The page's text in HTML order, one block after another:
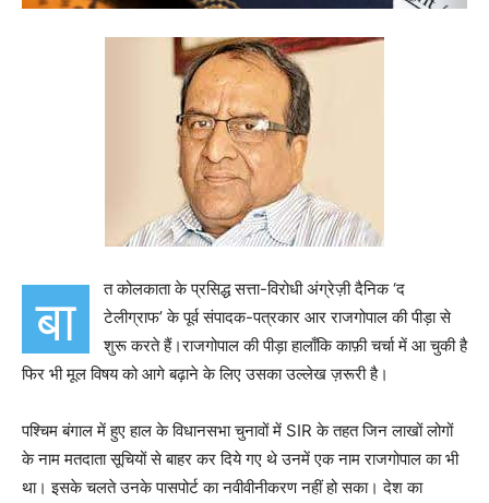
बा
त कोलकाता के प्रसिद्ध सत्ता-विरोधी अंग्रेज़ी दैनिक ‘द
टेलीग्राफ’ के पूर्व संपादक-पत्रकार आर राजगोपाल की पीड़ा से
शुरू करते हैं।राजगोपाल की पीड़ा हालाँकि काफ़ी चर्चा में आ चुकी है
फिर भी मूल विषय को आगे बढ़ाने के लिए उसका उल्लेख ज़रूरी है।
पश्चिम बंगाल में हुए हाल के विधानसभा चुनावों में SIR के तहत जिन लाखों लोगों
के नाम मतदाता सूचियों से बाहर कर दिये गए थे उनमें एक नाम राजगोपाल का भी
था। इसके चलते उनके पासपोर्ट का नवीवीनीकरण नहीं हो सका। देश का